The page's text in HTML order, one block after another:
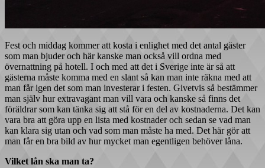
Fest och middag kommer att kosta i enlighet med det antal gäster
som man bjuder och här kanske man också vill ordna med
övernattning på hotell. I och med att det i Sverige inte är så att
gästerna måste komma med en slant så kan man inte räkna med att
man får igen det som man investerar i festen. Givetvis så bestämmer
man själv hur extravagant man vill vara och kanske så finns det
föräldrar som kan tänka sig att stå för en del av kostnaderna. Det kan
vara bra att göra upp en lista med kostnader och sedan se vad man
kan klara sig utan och vad som man måste ha med. Det här gör att
man får en bra bild av hur mycket man egentligen behöver låna.
Vilket lån ska man ta?